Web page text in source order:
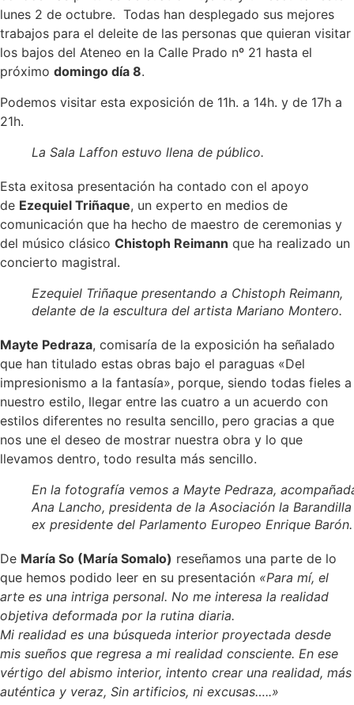
lunes 2 de octubre. Todas han desplegado sus mejores
trabajos para el deleite de las personas que quieran visitar
los bajos del Ateneo en la Calle Prado nº 21 hasta el
próximo domingo día 8.
Podemos visitar esta exposición de 11h. a 14h. y de 17h a
21h.
La Sala Laffon estuvo llena de público.
Esta exitosa presentación ha contado con el apoyo
de Ezequiel Triñaque, un experto en medios de
comunicación que ha hecho de maestro de ceremonias y
del músico clásico Chistoph Reimann que ha realizado un
concierto magistral.
Ezequiel Triñaque presentando a Chistoph Reimann,
delante de la escultura del artista Mariano Montero.
Mayte Pedraza, comisaría de la exposición ha señalado
que han titulado estas obras bajo el paraguas «Del
impresionismo a la fantasía», porque, siendo todas fieles a
nuestro estilo, llegar entre las cuatro a un acuerdo con
estilos diferentes no resulta sencillo, pero gracias a que
nos une el deseo de mostrar nuestra obra y lo que
llevamos dentro, todo resulta más sencillo.
En la fotografía vemos a Mayte Pedraza,
Ana Lancho, presidenta de la Asociación la
ex presidente del Parlamento Europeo Enrique Barón.
De María So (María Somalo) reseñamos una parte de lo
que hemos podido leer en su presentación «Para mí, el
arte es una intriga personal. No me interesa la realidad
objetiva deformada por la rutina diaria.
Mi realidad es una búsqueda interior proyectada desde
mis sueños que regresa a mi realidad consciente. En ese
vértigo del abismo interior, intento crear una realidad, más
auténtica y veraz, Sin artificios, ni excusas…..»